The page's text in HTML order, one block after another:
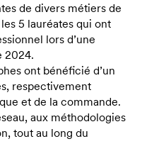
de divers métiers de
5 lauréates qui ont
lors d’une
2024.
ont bénéficié d’un
respectivement
et de la commande.
aux méthodologies
tout au long du